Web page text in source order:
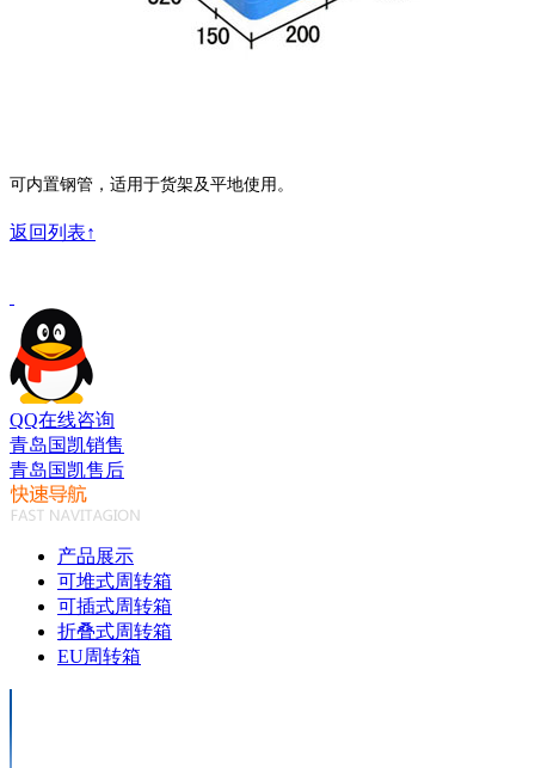
可内置钢管，适用于货架及平地使用。
返回列表↑
QQ在线咨询
青岛国凯销售
青岛国凯售后
产品展示
可堆式周转箱
可插式周转箱
折叠式周转箱
EU周转箱